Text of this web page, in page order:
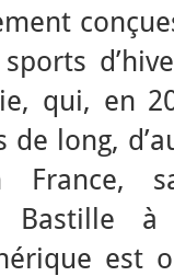
qui, en
de long,
France,
à
est